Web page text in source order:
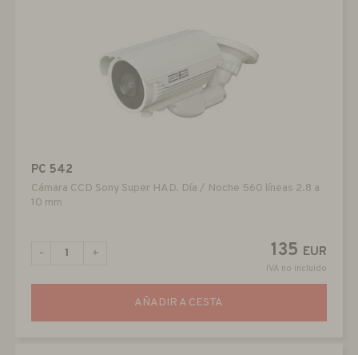
PC 542
Cámara CCD Sony Super HAD. Día / Noche 560 líneas 2.8 a
10 mm
135 EUR
IVA no incluido
- +
AÑADIR A CESTA